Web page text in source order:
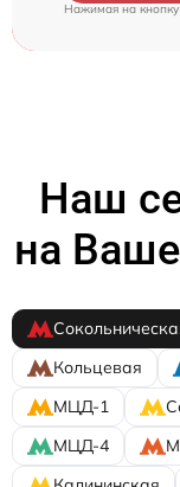
Нажимая на
Наш
на
Кольцевая
МЦД-1
МЦД-4